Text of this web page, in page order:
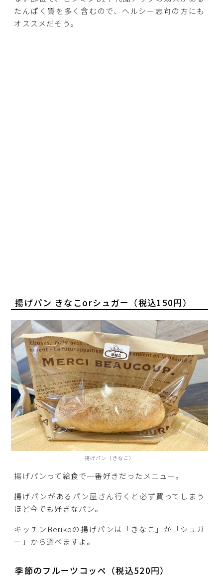
たんぱく質を多く含むので、ヘルシー志向の方にも
オススメだそう。
揚げパン きなこorシュガー（税込150円）
揚げパン（きなこ）
揚げパンって給食で一番好きだったメニュー。
揚げパンがあるパン屋さん行くと必ず買ってしまう
ほど今でも好きなパン。
キッチンBerikoの揚げパンは「きなこ」か「シュガ
ー」から選べますよ。
季節のフルーツコッペ（税込520円）